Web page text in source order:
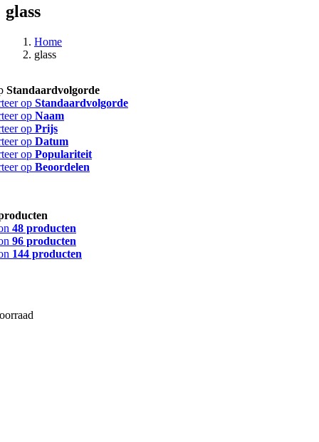
glass
Home
glass
Standaardvolgorde
op Standaardvolgorde
op Naam
op Prijs
op Datum
op Populariteit
op Beoordelen
48 producten
96 producten
144 producten